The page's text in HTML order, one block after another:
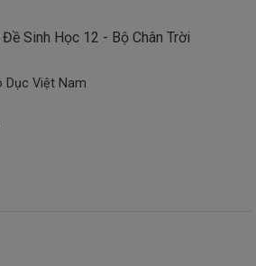
Đề Sinh Học 12 - Bộ Chân Trời
Dục Việt Nam